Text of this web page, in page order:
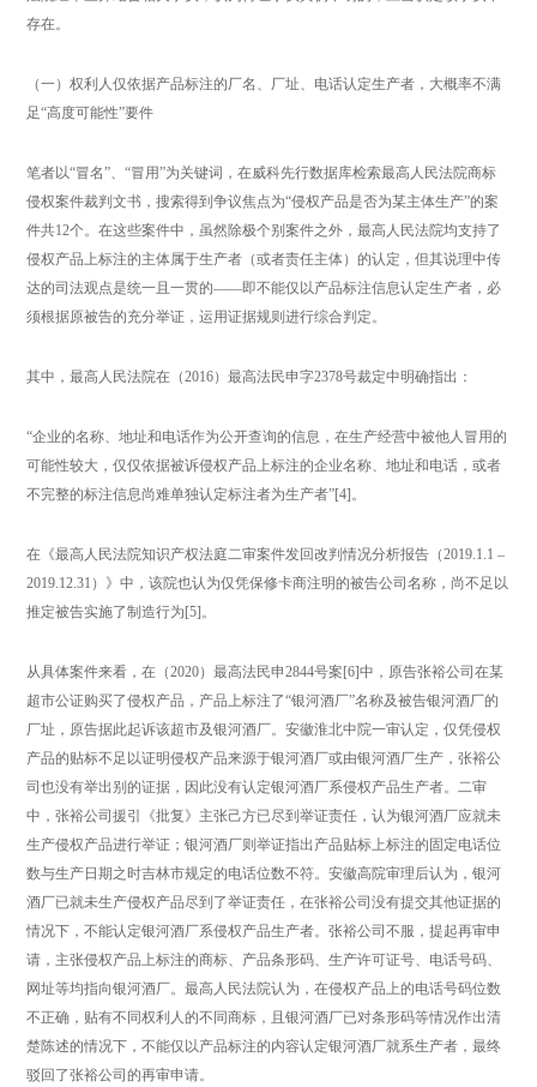
存在。
（一）权利人仅依据产品标注的厂名、厂址、电话认定生产者，大概率不满
足“高度可能性”要件
笔者以“冒名”、“冒用”为关键词，在威科先行数据库检索最高人民法院商标
侵权案件裁判文书，搜索得到争议焦点为“侵权产品是否为某主体生产”的案
件共12个。在这些案件中，虽然除极个别案件之外，最高人民法院均支持了
侵权产品上标注的主体属于生产者（或者责任主体）的认定，但其说理中传
达的司法观点是统一且一贯的——即不能仅以产品标注信息认定生产者，必
须根据原被告的充分举证，运用证据规则进行综合判定。
其中，最高人民法院在（2016）最高法民申字2378号裁定中明确指出：
“企业的名称、地址和电话作为公开查询的信息，在生产经营中被他人冒用的
可能性较大，仅仅依据被诉侵权产品上标注的企业名称、地址和电话，或者
不完整的标注信息尚难单独认定标注者为生产者”[4]。
在《最高人民法院知识产权法庭二审案件发回改判情况分析报告（2019.1.1 –
2019.12.31）》中，该院也认为仅凭保修卡商注明的被告公司名称，尚不足以
推定被告实施了制造行为[5]。
从具体案件来看，在（2020）最高法民申2844号案[6]中，原告张裕公司在某
超市公证购买了侵权产品，产品上标注了“银河酒厂”名称及被告银河酒厂的
厂址，原告据此起诉该超市及银河酒厂。安徽淮北中院一审认定，仅凭侵权
产品的贴标不足以证明侵权产品来源于银河酒厂或由银河酒厂生产，张裕公
司也没有举出别的证据，因此没有认定银河酒厂系侵权产品生产者。二审
中，张裕公司援引《批复》主张己方已尽到举证责任，认为银河酒厂应就未
生产侵权产品进行举证；银河酒厂则举证指出产品贴标上标注的固定电话位
数与生产日期之时吉林市规定的电话位数不符。安徽高院审理后认为，银河
酒厂已就未生产侵权产品尽到了举证责任，在张裕公司没有提交其他证据的
情况下，不能认定银河酒厂系侵权产品生产者。张裕公司不服，提起再审申
请，主张侵权产品上标注的商标、产品条形码、生产许可证号、电话号码、
网址等均指向银河酒厂。最高人民法院认为，在侵权产品上的电话号码位数
不正确，贴有不同权利人的不同商标，且银河酒厂已对条形码等情况作出清
楚陈述的情况下，不能仅以产品标注的内容认定银河酒厂就系生产者，最终
驳回了张裕公司的再审申请。